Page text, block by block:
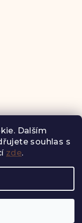
Dalším
souhlas s
zde.